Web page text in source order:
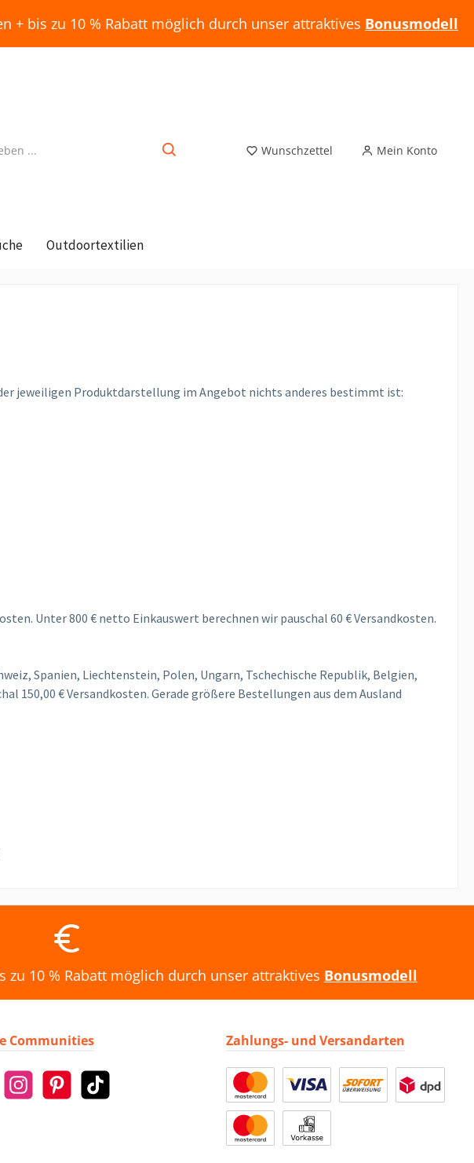
+ bis zu 10 % Rabatt möglich durch unser attraktives Bonusmodell
Wunschzettel Mein Konto
Outdoortextilien
jeweiligen Produktdarstellung im Angebot nichts anderes bestimmt ist:
Unter 800 € netto Einkauswert berechnen wir pauschal 60 € Versandkosten.
Spanien, Liechtenstein, Polen, Ungarn, Tschechische Republik, Belgien,
150,00 € Versandkosten. Gerade größere Bestellungen aus dem Ausland
zu 10 % Rabatt möglich durch unser attraktives Bonusmodell
Communities Zahlungs- und Versandarten